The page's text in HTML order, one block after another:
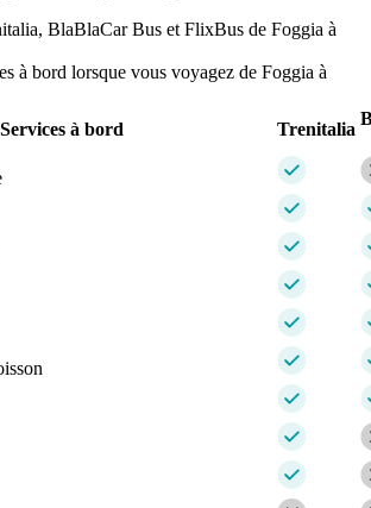
BlaBlaCar Bus et FlixBus de Foggia à
à bord lorsque vous voyagez de Foggia à
Services à bord
Trenitalia